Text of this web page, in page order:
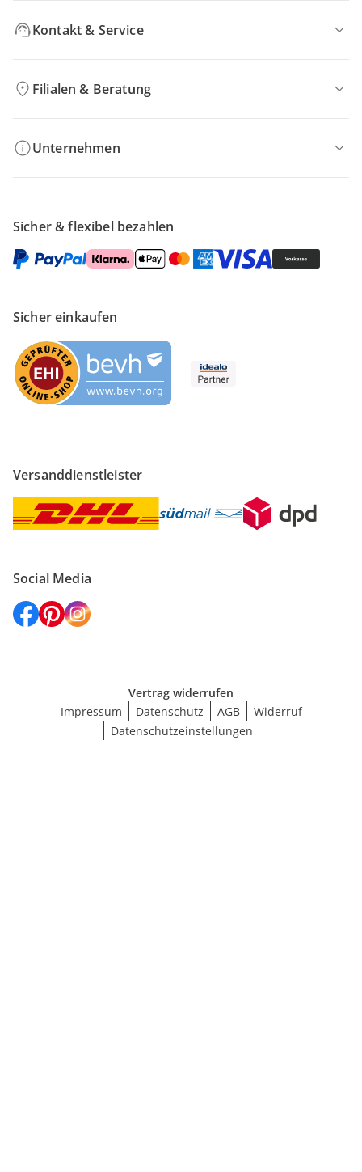
Kontakt & Service
Filialen & Beratung
Unternehmen
Sicher & flexibel bezahlen
Sicher einkaufen
Versanddienstleister
Social Media
Vertrag widerrufen
Impressum
Datenschutz AGB
Widerruf
Datenschutzeinstellungen